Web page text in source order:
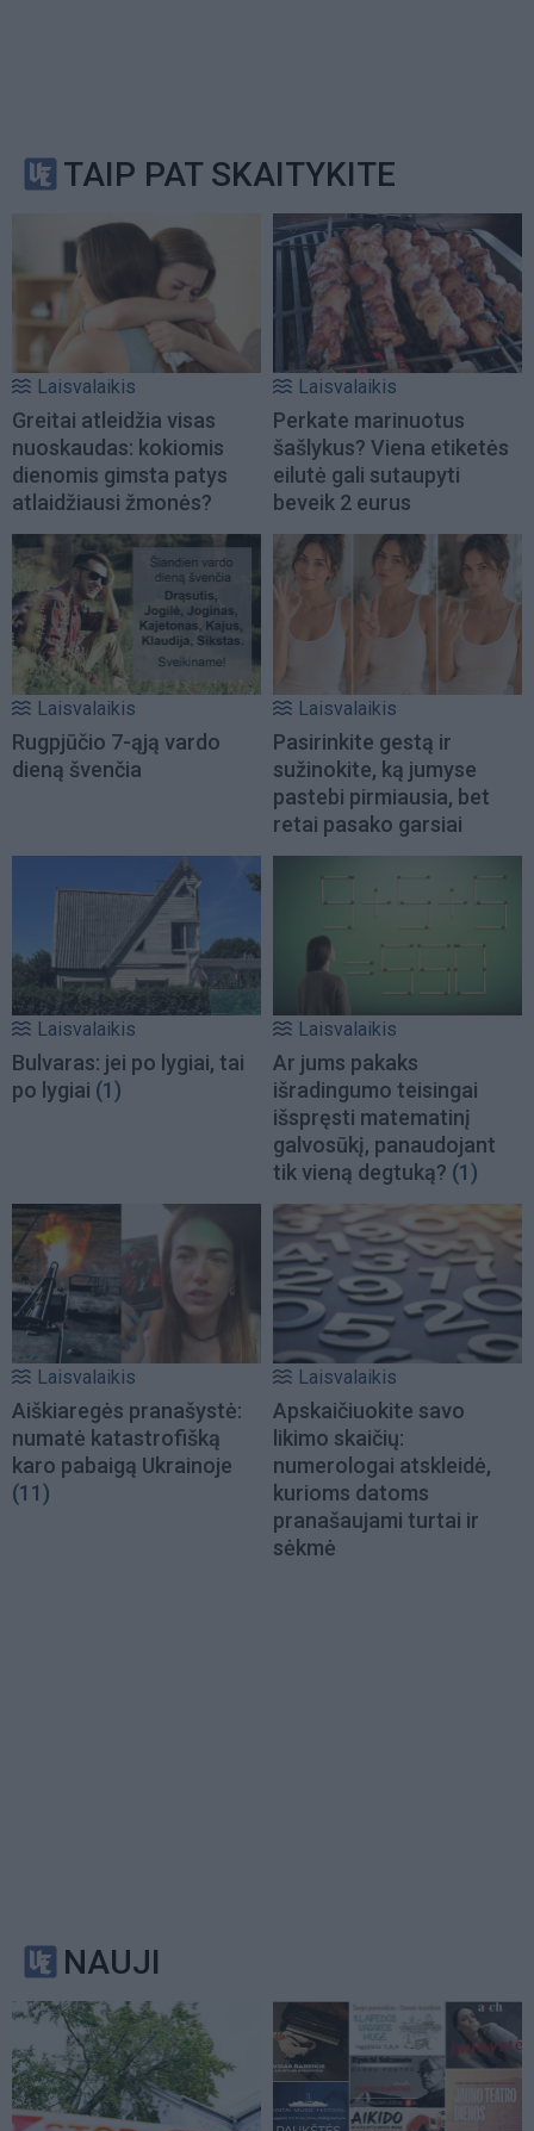
TAIP PAT SKAITYKITE
Laisvalaikis
Greitai atleidžia visas
nuoskaudas: kokiomis
dienomis gimsta patys
atlaidžiausi žmonės?
Laisvalaikis
Perkate marinuotus
šašlykus? Viena etiketės
eilutė gali sutaupyti
beveik 2 eurus
Laisvalaikis
Rugpjūčio 7-ąją vardo
dieną švenčia
Laisvalaikis
Pasirinkite gestą ir
sužinokite, ką jumyse
pastebi pirmiausia, bet
retai pasako garsiai
Laisvalaikis
Bulvaras: jei po lygiai, tai
po lygiai (1)
Laisvalaikis
Ar jums pakaks
išradingumo teisingai
išspręsti matematinį
galvosūkį, panaudojant
tik vieną degtuką? (1)
Laisvalaikis
Aiškiaregės pranašystė:
numatė katastrofišką
karo pabaigą Ukrainoje
(11)
Laisvalaikis
Apskaičiuokite savo
likimo skaičių:
numerologai atskleidė,
kurioms datoms
pranašaujami turtai ir
sėkmė
NAUJI